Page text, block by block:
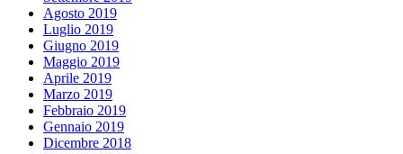
Agosto 2019
Luglio 2019
Giugno 2019
Maggio 2019
Aprile 2019
Marzo 2019
Febbraio 2019
Gennaio 2019
Dicembre 2018